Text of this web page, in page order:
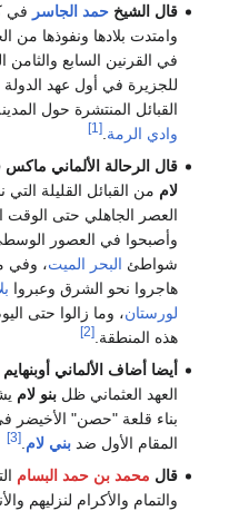
قال الشيخحمد الجاسر في
وامتدت بلادها ونفوذها من
في القرنين السابع
للجزيرة في أول عهد الدولة
القبائل المنتشرة حول
وادي الرمة .
[1]
قال الرحالة الألماني ماكس
لام من القبائل القليلة
العصر الجاهلي حتى الوقت
وأصبحوا في العصور
شواطئ البحر الميت، وفي
هاجروا نحو الشرق وعبروا
لورستان، وما زالوا حتى
هذه المنطقة.[2]
أيضا أضاف الألماني أوبنهايم
العهد العثماني ظلبنو لام
المقام الأول ضدبني لام .
[3]
قال محمد بن حمد البسام
والتمام والأكرام لنزليهم